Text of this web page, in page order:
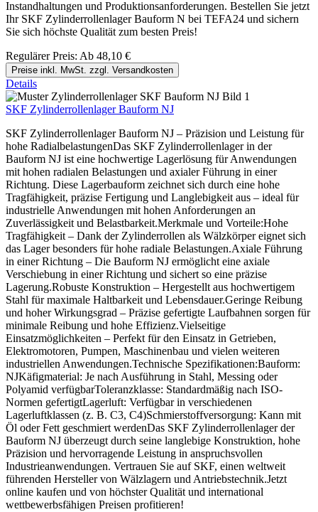
Instandhaltungen und Produktionsanforderungen. Bestellen Sie jetzt
Ihr SKF Zylinderrollenlager Bauform N bei TEFA24 und sichern
Sie sich höchste Qualität zum besten Preis!
Regulärer Preis: Ab 48,10 €
Preise inkl. MwSt. zzgl. Versandkosten
Details
SKF Zylinderrollenlager Bauform NJ
SKF Zylinderrollenlager Bauform NJ – Präzision und Leistung für
hohe RadialbelastungenDas SKF Zylinderrollenlager in der
Bauform NJ ist eine hochwertige Lagerlösung für Anwendungen
mit hohen radialen Belastungen und axialer Führung in einer
Richtung. Diese Lagerbauform zeichnet sich durch eine hohe
Tragfähigkeit, präzise Fertigung und Langlebigkeit aus – ideal für
industrielle Anwendungen mit hohen Anforderungen an
Zuverlässigkeit und Belastbarkeit.Merkmale und Vorteile:Hohe
Tragfähigkeit – Dank der Zylinderrollen als Wälzkörper eignet sich
das Lager besonders für hohe radiale Belastungen.Axiale Führung
in einer Richtung – Die Bauform NJ ermöglicht eine axiale
Verschiebung in einer Richtung und sichert so eine präzise
Lagerung.Robuste Konstruktion – Hergestellt aus hochwertigem
Stahl für maximale Haltbarkeit und Lebensdauer.Geringe Reibung
und hoher Wirkungsgrad – Präzise gefertigte Laufbahnen sorgen für
minimale Reibung und hohe Effizienz.Vielseitige
Einsatzmöglichkeiten – Perfekt für den Einsatz in Getrieben,
Elektromotoren, Pumpen, Maschinenbau und vielen weiteren
industriellen Anwendungen.Technische Spezifikationen:Bauform:
NJKäfigmaterial: Je nach Ausführung in Stahl, Messing oder
Polyamid verfügbarToleranzklasse: Standardmäßig nach ISO-
Normen gefertigtLagerluft: Verfügbar in verschiedenen
Lagerluftklassen (z. B. C3, C4)Schmierstoffversorgung: Kann mit
Öl oder Fett geschmiert werdenDas SKF Zylinderrollenlager der
Bauform NJ überzeugt durch seine langlebige Konstruktion, hohe
Präzision und hervorragende Leistung in anspruchsvollen
Industrieanwendungen. Vertrauen Sie auf SKF, einen weltweit
führenden Hersteller von Wälzlagern und Antriebstechnik.Jetzt
online kaufen und von höchster Qualität und international
wettbewerbsfähigen Preisen profitieren!